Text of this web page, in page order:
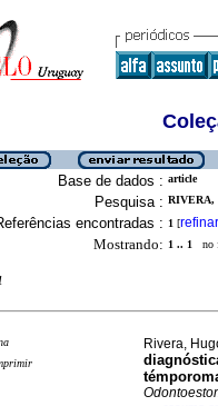
Base de dados : article
Pesquisa : RIVERA,
encontradas : 1 [refinar
Mostrando: 1 .. 1 no
Rivera,